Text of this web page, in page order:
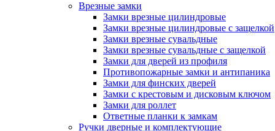
Врезные замки
Замки врезные цилиндровые
Замки врезные цилиндровые с защелкой
Замки врезные сувальдные
Замки врезные сувальдные с защелкой
Замки для дверей из профиля
Противопожарные замки и антипаника
Замки для финских дверей
Замки с крестовым и дисковым ключом
Замки для роллет
Ответные планки к замкам
Ручки дверные и комплектующие